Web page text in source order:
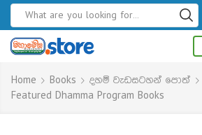
Home Books
දහම් වැඩසටහන් පොත්
Featured Dhamma Program Books